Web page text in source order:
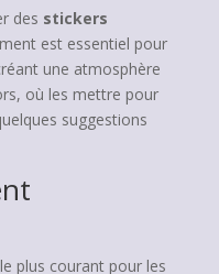
des stickers
est essentiel pour
une atmosphère
où les mettre pour
suggestions
le plus courant pour les